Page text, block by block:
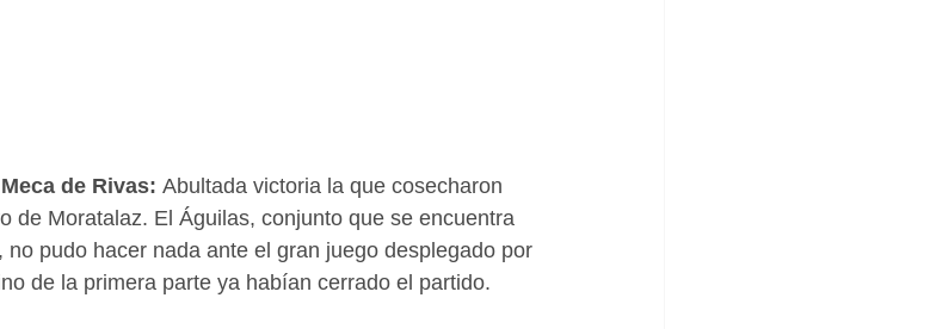
de Rivas: Abultada victoria la que cosecharon
de Moratalaz. El Águilas, conjunto que se encuentra
pudo hacer nada ante el gran juego desplegado por
de la primera parte ya habían cerrado el partido.